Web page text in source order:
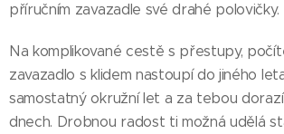
příručním zavazadle své drahé polovičky.
Na komplikované cestě s přestupy,
zavazadlo s klidem nastoupí do jiného
samostatný okružní let a za tebou
dnech. Drobnou radost ti možná udělá